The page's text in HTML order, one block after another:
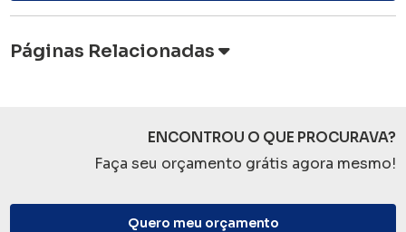
Páginas Relacionadas
ENCONTROU O QUE PROCURAVA?
Faça seu orçamento grátis agora mesmo!
Quero meu orçamento